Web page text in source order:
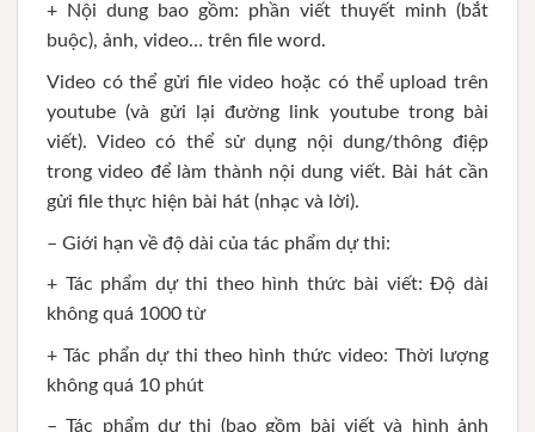
+ Nội dung bao gồm: phần viết thuyết minh (bắt
buộc), ảnh, video… trên file word.
Video có thể gửi file video hoặc có thể upload trên
youtube (và gửi lại đường link youtube trong bài
viết). Video có thể sử dụng nội dung/thông điệp
trong video để làm thành nội dung viết. Bài hát cần
gửi file thực hiện bài hát (nhạc và lời).
– Giới hạn về độ dài của tác phẩm dự thi:
+ Tác phẩm dự thi theo hình thức bài viết: Độ dài
không quá 1000 từ
+ Tác phẩn dự thi theo hình thức video: Thời lượng
không quá 10 phút
– Tác phẩm dự thi (bao gồm bài viết và hình ảnh